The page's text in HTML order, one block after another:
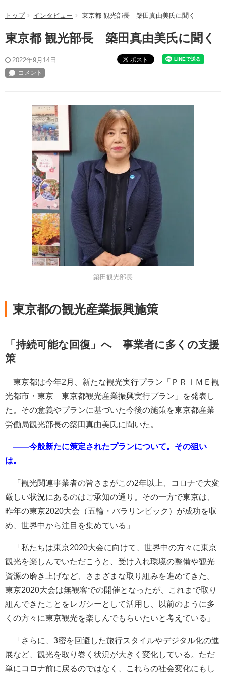
トップ インタビュー 東京都 観光部長 築田真由美氏に聞く
東京都 観光部長 築田真由美氏に聞く
2022年9月14日 ポスト
築田観光部長
東京都の観光産業振興施策
「持続可能な回復」へ 事業者に多くの支援
策
東京都は今年2月、新たな観光実行プラン「ＰＲＩＭＥ観
光都市・東京 東京都観光産業振興実行プラン」を発表し
た。その意義やプランに基づいた今後の施策を東京都産業
労働局観光部長の築田真由美氏に聞いた。
――今般新たに策定されたプランについて。その狙い
は。
「観光関連事業者の皆さまがこの2年以上、コロナで大変
厳しい状況にあるのはご承知の通り。その一方で東京は、
昨年の東京2020大会（五輪・パラリンピック）が成功を収
め、世界中から注目を集めている」
「私たちは東京2020大会に向けて、世界中の方々に東京
観光を楽しんでいただこうと、受け入れ環境の整備や観光
資源の磨き上げなど、さまざまな取り組みを進めてきた。
東京2020大会は無観客での開催となったが、これまで取り
組んできたことをレガシーとして活用し、以前のように多
くの方々に東京観光を楽しんでもらいたいと考えている」
「さらに、3密を回避した旅行スタイルやデジタル化の進
展など、観光を取り巻く状況が大きく変化している。ただ
単にコロナ前に戻るのではなく、これらの社会変化にもし